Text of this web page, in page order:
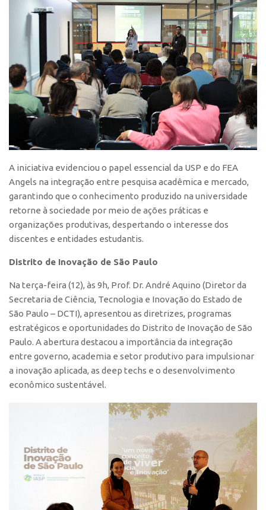
A iniciativa evidenciou o papel essencial da USP e do FEA
Angels na integração entre pesquisa acadêmica e mercado,
garantindo que o conhecimento produzido na universidade
retorne à sociedade por meio de ações práticas e
organizações produtivas, despertando o interesse dos
discentes e entidades estudantis.
Distrito de Inovação de São Paulo
Na terça-feira (12), às 9h, Prof. Dr. André Aquino (Diretor da
Secretaria de Ciência, Tecnologia e Inovação do Estado de
São Paulo – DCTI), apresentou as diretrizes, programas
estratégicos e oportunidades do Distrito de Inovação de São
Paulo. A abertura destacou a importância da integração
entre governo, academia e setor produtivo para impulsionar
a inovação aplicada, as deep techs e o desenvolvimento
econômico sustentável.